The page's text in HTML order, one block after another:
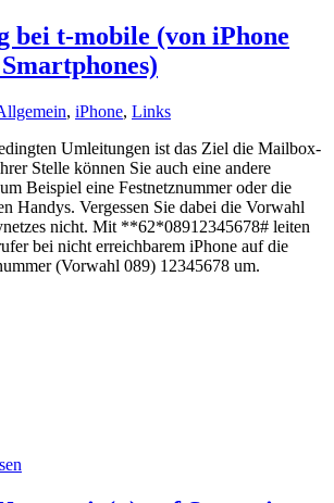
bei t-mobile (von iPhone
, iPhone, Links
Umleitungen ist das Ziel die Mailbox-
Stelle können Sie auch eine andere
Beispiel eine Festnetznummer oder die
Handys. Vergessen Sie dabei die Vorwahl
nicht. Mit **62*08912345678# leiten
bei nicht erreichbarem iPhone auf die
(Vorwahl 089) 12345678 um.